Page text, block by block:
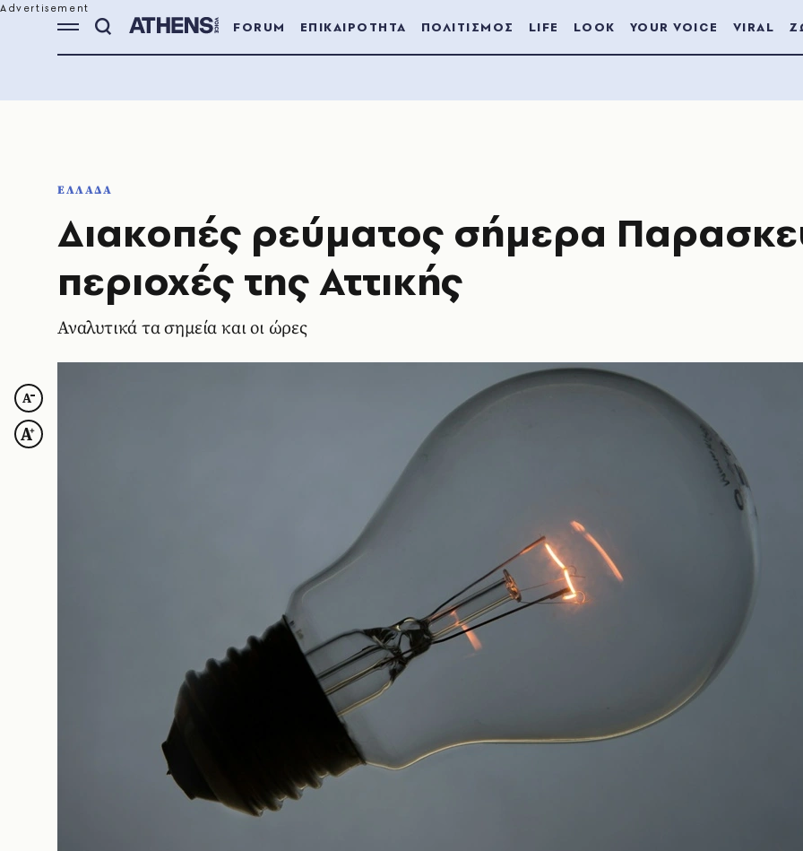
FORUM ΕΠΙΚΑΙΡΟΤΗΤΑ ΠΟΛΙΤΙΣΜΟΣ LIFE LOOK YOUR VOICE VIRAL
ΕΛΛΑΔΑ
Διακοπές ρεύματος σήμερα
περιοχές της Αττικής
Αναλυτικά τα σημεία και οι ώρες